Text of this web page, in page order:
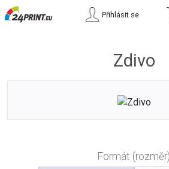
Přihlásit se
Zdivo
Formát